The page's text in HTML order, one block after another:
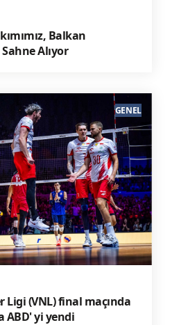
Balkan
Alıyor
Ligi (VNL) final maçında
Polonya 3-2 skorla ABD' yi yendi
GENEL